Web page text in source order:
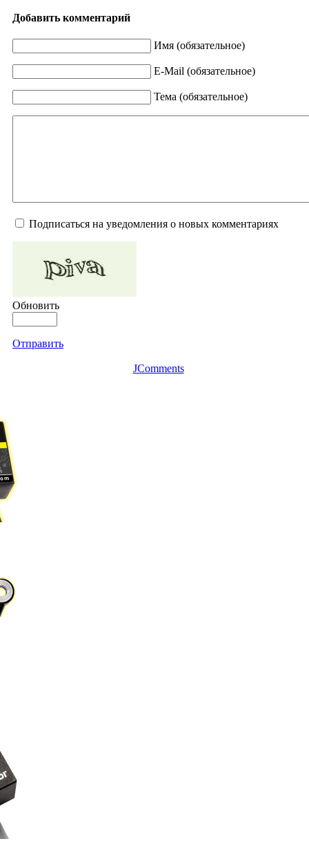
Добавить комментарий
Имя (обязательное)
E-Mail (обязательное)
Тема (обязательное)
Подписаться на уведомления о новых комментариях
Обновить
Отправить
JComments